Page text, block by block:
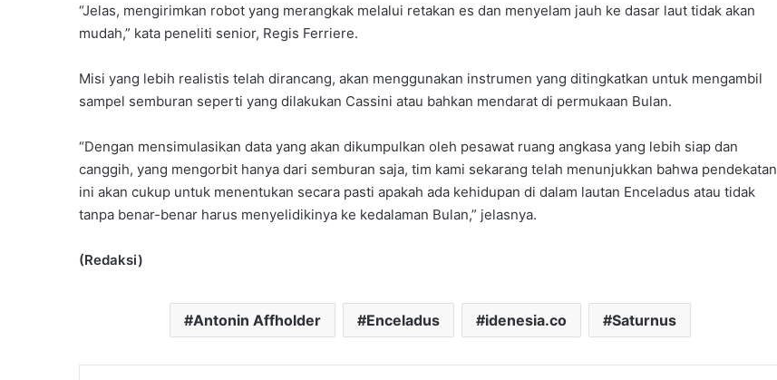
“Jelas, mengirimkan robot yang merangkak melalui retakan es dan menyelam jauh ke dasar laut tidak akan
mudah,” kata peneliti senior, Regis Ferriere.
Misi yang lebih realistis telah dirancang, akan menggunakan instrumen yang ditingkatkan untuk mengambil
sampel semburan seperti yang dilakukan Cassini atau bahkan mendarat di permukaan Bulan.
“Dengan mensimulasikan data yang akan dikumpulkan oleh pesawat ruang angkasa yang lebih siap dan
canggih, yang mengorbit hanya dari semburan saja, tim kami sekarang telah menunjukkan bahwa pendekatan
ini akan cukup untuk menentukan secara pasti apakah ada kehidupan di dalam lautan Enceladus atau tidak
tanpa benar-benar harus menyelidikinya ke kedalaman Bulan,” jelasnya.
(Redaksi)
Antonin Affholder Enceladus idenesia.co Saturnus